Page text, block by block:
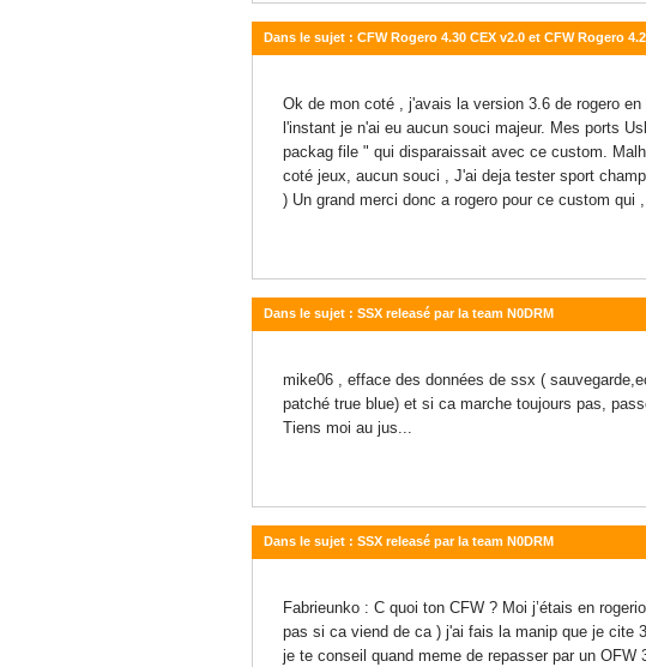
Dans le sujet : CFW Rogero 4.30 CEX v2.0 et CFW Rogero
Ok de mon coté , j'avais la version 3.6 de rogero
l'instant je n'ai eu aucun souci majeur. Mes ports
packag file " qui disparaissait avec ce custom.
coté jeux, aucun souci , J'ai deja tester sport
) Un grand merci donc a rogero pour ce custom qui
Dans le sujet : SSX releasé par la team N0DRM
mike06 , efface des données de ssx (
patché true blue) et si ca marche toujours pas,
Tiens moi au jus...
Dans le sujet : SSX releasé par la team N0DRM
Fabrieunko : C quoi ton CFW ? Moi j’étais en
pas si ca viend de ca ) j'ai fais la manip que je cite
je te conseil quand meme de repasser par un